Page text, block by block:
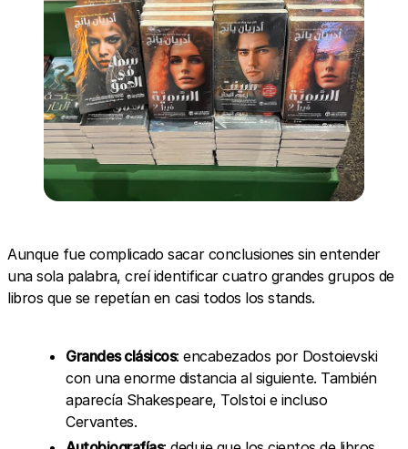
Aunque fue complicado sacar conclusiones sin entender
una sola palabra, creí identificar cuatro grandes grupos de
libros que se repetían en casi todos los stands.
Grandes clásicos: encabezados por Dostoievski
con una enorme distancia al siguiente. También
aparecía Shakespeare, Tolstoi e incluso
Cervantes.